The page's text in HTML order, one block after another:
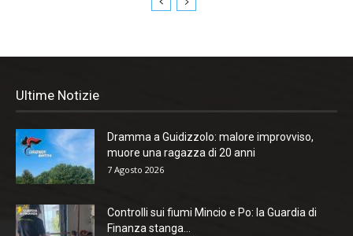
Ultime Notizie
Dramma a Guidizzolo: malore improvviso,
muore una ragazza di 20 anni
7 Agosto 2026
Controlli sui fiumi Mincio e Po: la Guardia di
Finanza stanga...